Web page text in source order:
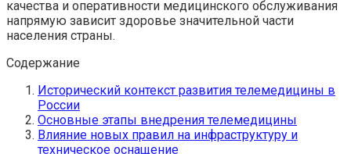
качества и оперативности медицинского обслуживания
напрямую зависит здоровье значительной части
населения страны.
Содержание
Исторический контекст развития телемедицины в
России
Основные этапы внедрения телемедицины
Влияние новых правил на инфраструктуру и
техническое оснащение